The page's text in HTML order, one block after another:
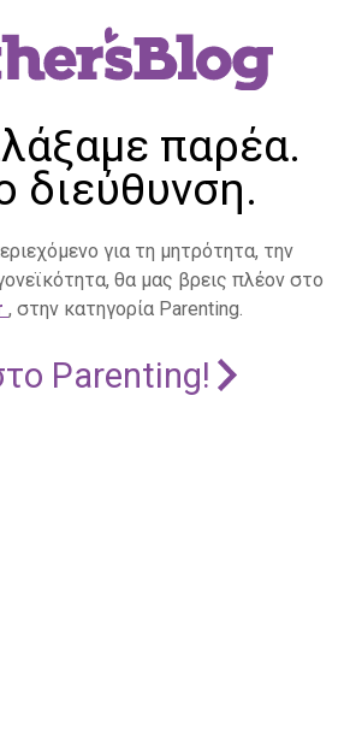
παρέα.
διεύθυνση.
για τη μητρότητα, την
θα μας βρεις πλέον στο
, στην κατηγορία Parenting.
Parenting!